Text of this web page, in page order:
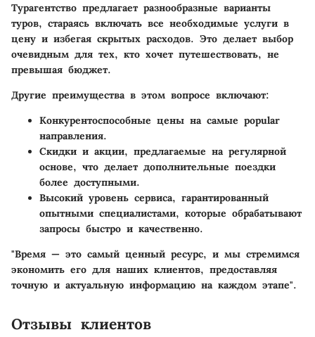
Турагентство предлагает разнообразные варианты
туров, стараясь включать все необходимые услуги в
цену и избегая скрытых расходов. Это делает выбор
очевидным для тех, кто хочет путешествовать, не
превышая бюджет.
Другие преимущества в этом вопросе включают:
Конкурентоспособные цены на самые popular
направления.
Скидки и акции, предлагаемые на регулярной
основе, что делает дополнительные поездки
более доступными.
Высокий уровень сервиса, гарантированный
опытными специалистами, которые обрабатывают
запросы быстро и качественно.
"Время — это самый ценный ресурс, и мы стремимся
экономить его для наших клиентов, предоставляя
точную и актуальную информацию на каждом этапе".
Отзывы клиентов